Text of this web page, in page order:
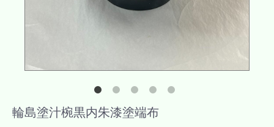
輪島塗汁椀黒内朱漆塗端布